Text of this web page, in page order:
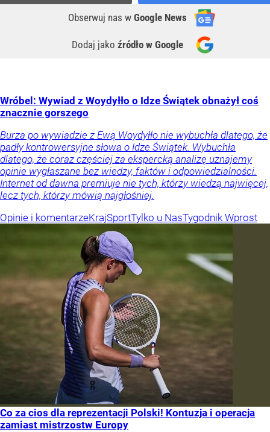
Obserwuj nas w Google News
Dodaj jako źródło w Google
Wróbel: Wywiad z Woydyłło o Idze Świątek obnażył coś
znacznie gorszego
Burza po wywiadzie z Ewą Woydyłło nie wybuchła dlatego, że
padły kontrowersyjne słowa o Idze Świątek. Wybuchła
dlatego, że coraz częściej za ekspercką analizę uznajemy
opinie wygłaszane bez wiedzy, faktów i odpowiedzialności.
Internet od dawna premiuje nie tych, którzy wiedzą najwięcej,
lecz tych, którzy mówią najgłośniej.
Opinie i komentarzeKrajSportTylko u NasTygodnik Wprost
Co za cios dla reprezentacji Polski! Kontuzja i operacja
zamiast mistrzostw Europy